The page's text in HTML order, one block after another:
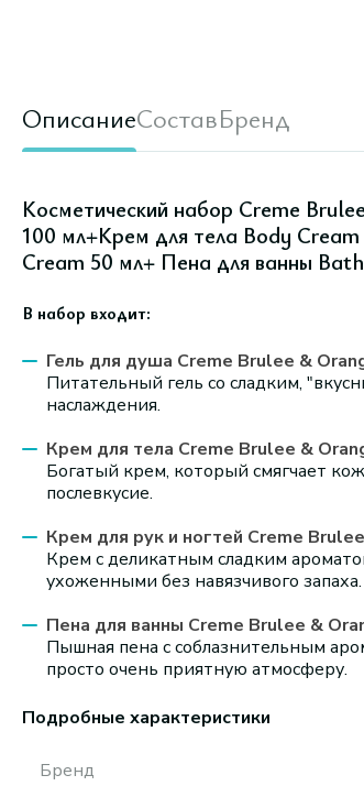
ОписаниеСоставБренд
Косметический набор Creme
100 мл+Крем для тела Body
Cream 50 мл+ Пена для ванны
В набор входит:
Гель для душа Creme Brulee &
Питательный гель со сладким,
наслаждения.
Крем для тела Creme Brulee &
Богатый крем, который смягчает
послевкусие.
Крем для рук и ногтей Creme
Крем с деликатным сладким
ухоженными без навязчивого запаха.
Пена для ванны Creme Brulee &
Пышная пена с соблазнительным
просто очень приятную атмосферу.
Подробные характеристики
Бренд